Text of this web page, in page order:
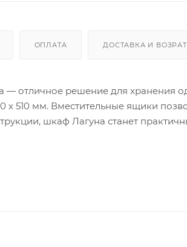
ОПЛАТА ДОСТАВКА И ВОЗРАТ
отличное решение для хранения
х 510 мм. Вместительные ящики
шкаф Лагуна станет